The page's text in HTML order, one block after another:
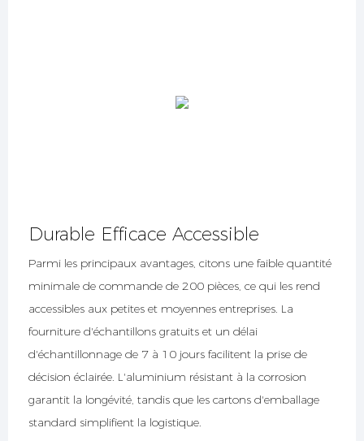
Durable Efficace Accessible
Parmi les principaux avantages, citons une faible quantité
minimale de commande de 200 pièces, ce qui les rend
accessibles aux petites et moyennes entreprises. La
fourniture d'échantillons gratuits et un délai
d'échantillonnage de 7 à 10 jours facilitent la prise de
décision éclairée. L'aluminium résistant à la corrosion
garantit la longévité, tandis que les cartons d'emballage
standard simplifient la logistique.